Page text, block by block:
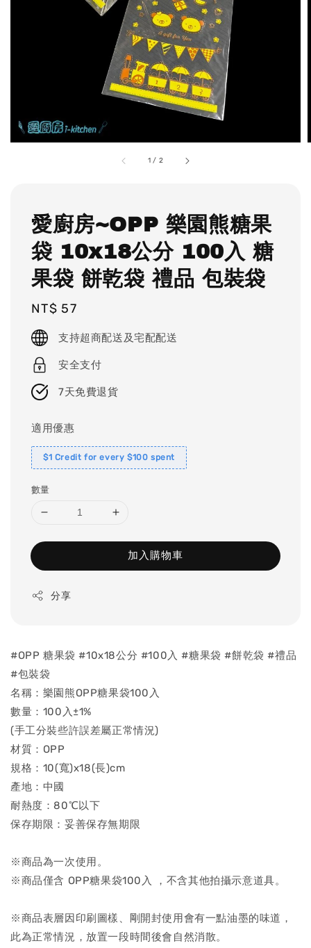
1 / 2
愛廚房~OPP 樂園熊糖果
袋 10x18公分 100入 糖
果袋 餅乾袋 禮品 包裝袋
Regular
price
NT$ 57
支持超商配送及宅配配送
安全支付
7天免費退貨
適用優惠
$1 Credit for every $100 spent
數量
加入購物車
分享
#OPP 糖果袋 #10x18公分 #100入 #糖果袋 #餅乾袋 #禮品
#包裝袋
名稱：樂園熊OPP糖果袋100入
數量：100入±1%
(手工分裝些許誤差屬正常情況)
材質：OPP
規格：10(寬)x18(長)cm
產地：中國
耐熱度：80℃以下
保存期限：妥善保存無期限
※商品為一次使用。
※商品僅含 OPP糖果袋100入 ，不含其他拍攝示意道具。
※商品表層因印刷圖樣、剛開封使用會有一點油墨的味道，
此為正常情況，放置一段時間後會自然消散。